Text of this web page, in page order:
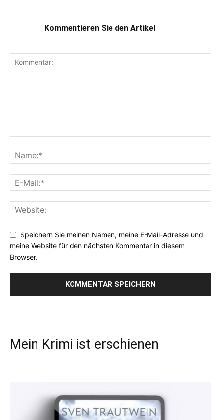
Kommentieren Sie den Artikel
Speichern Sie meinen Namen, meine E-Mail-Adresse und
meine Website für den nächsten Kommentar in diesem
Browser.
Mein Krimi ist erschienen